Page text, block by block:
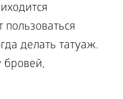
делать татуаж.
бровей,